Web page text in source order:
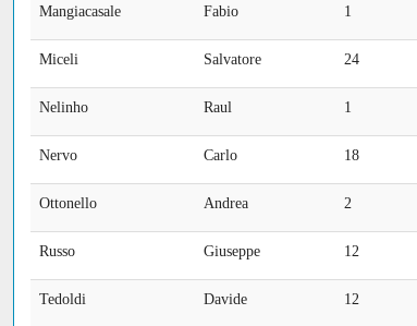
Mangiacasale Fabio 1
Miceli Salvatore 24
Nelinho Raul 1
Nervo Carlo 18
Ottonello Andrea 2
Russo Giuseppe 12
Tedoldi Davide 12